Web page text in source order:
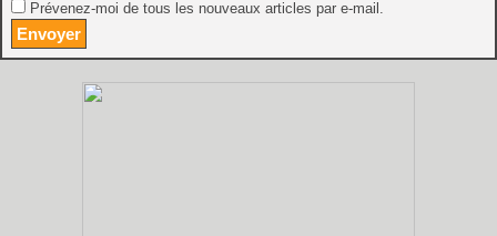
Prévenez-moi de tous les nouveaux articles par e-mail.